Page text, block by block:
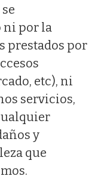
ni por la
prestados por
etc), ni
servicios,
y
que